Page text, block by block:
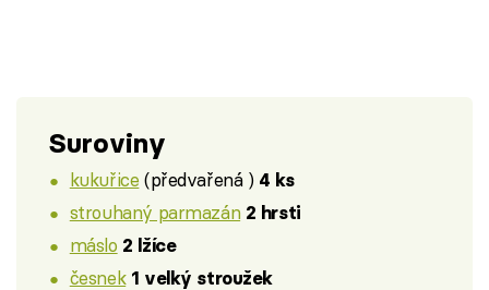
Suroviny
kukuřice (předvařená ) 4 ks
strouhaný parmazán 2 hrsti
máslo 2 lžíce
česnek 1 velký stroužek